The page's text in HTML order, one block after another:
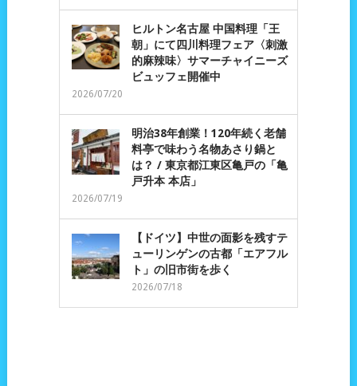
ヒルトン名古屋 中国料理「王
朝」にて四川料理フェア〈刺激
的麻辣味〉サマーチャイニーズ
ビュッフェ開催中
2026/07/20
明治38年創業！120年続く老舗
料亭で味わう名物あさり鍋と
は？ / 東京都江東区亀戸の「亀
戸升本 本店」
2026/07/19
【ドイツ】中世の面影を残すテ
ューリンゲンの古都「エアフル
ト」の旧市街を歩く
2026/07/18